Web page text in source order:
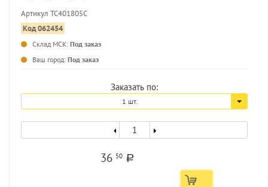
Артикул TC401805C
Код 062454
Склад МСК: Под заказ
Ваш город: Под заказ
Заказать по:
1 шт.
36 50 a